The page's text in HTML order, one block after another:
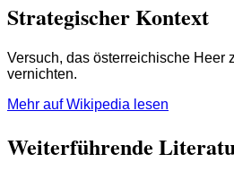
Strategischer Kontext
Versuch, das österreichische Heer
vernichten.
Mehr auf Wikipedia lesen
Weiterführende